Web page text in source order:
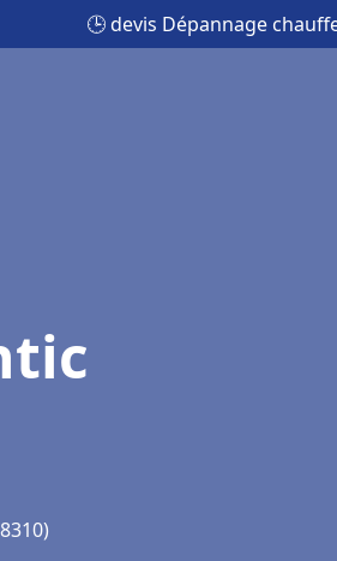
🕒 devis Dépannage